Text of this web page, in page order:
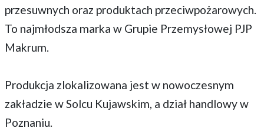
przesuwnych oraz produktach przeciwpożarowych.
To najmłodsza marka w Grupie Przemysłowej PJP
Makrum.
Produkcja zlokalizowana jest w nowoczesnym
zakładzie w Solcu Kujawskim, a dział handlowy w
Poznaniu.